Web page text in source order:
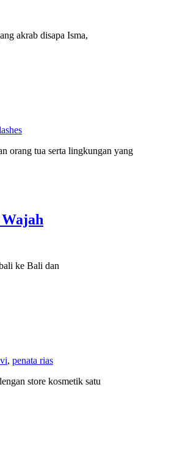
akrab disapa Isma,
orang tua serta lingkungan yang
ke Bali dan
, penata rias
store kosmetik satu